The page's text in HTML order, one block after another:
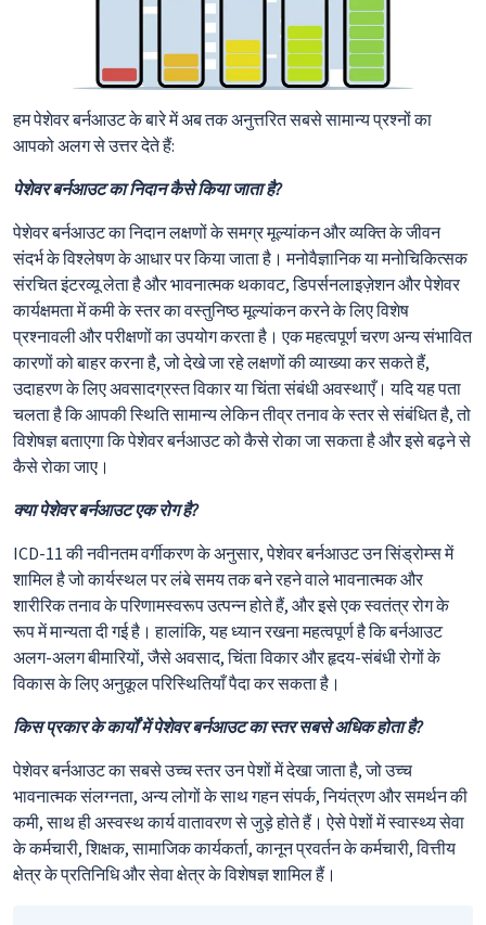
हम पेशेवर बर्नआउट के बारे में अब तक अनुत्तरित सबसे सामान्य प्रश्नों का
आपको अलग से उत्तर देते हैं:
पेशेवर बर्नआउट का निदान कैसे किया जाता है?
पेशेवर बर्नआउट का निदान लक्षणों के समग्र मूल्यांकन और व्यक्ति के जीवन
संदर्भ के विश्लेषण के आधार पर किया जाता है। मनोवैज्ञानिक या मनोचिकित्सक
संरचित इंटरव्यू लेता है और भावनात्मक थकावट, डिपर्सनलाइज़ेशन और पेशेवर
कार्यक्षमता में कमी के स्तर का वस्तुनिष्ठ मूल्यांकन करने के लिए विशेष
प्रश्नावली और परीक्षणों का उपयोग करता है। एक महत्वपूर्ण चरण अन्य संभावित
कारणों को बाहर करना है, जो देखे जा रहे लक्षणों की व्याख्या कर सकते हैं,
उदाहरण के लिए अवसादग्रस्त विकार या चिंता संबंधी अवस्थाएँ। यदि यह पता
चलता है कि आपकी स्थिति सामान्य लेकिन तीव्र तनाव के स्तर से संबंधित है, तो
विशेषज्ञ बताएगा कि पेशेवर बर्नआउट को कैसे रोका जा सकता है और इसे बढ़ने से
कैसे रोका जाए।
क्या पेशेवर बर्नआउट एक रोग है?
ICD-11 की नवीनतम वर्गीकरण के अनुसार, पेशेवर बर्नआउट उन सिंड्रोम्स में
शामिल है जो कार्यस्थल पर लंबे समय तक बने रहने वाले भावनात्मक और
शारीरिक तनाव के परिणामस्वरूप उत्पन्न होते हैं, और इसे एक स्वतंत्र रोग के
रूप में मान्यता दी गई है। हालांकि, यह ध्यान रखना महत्वपूर्ण है कि बर्नआउट
अलग-अलग बीमारियों, जैसे अवसाद, चिंता विकार और हृदय-संबंधी रोगों के
विकास के लिए अनुकूल परिस्थितियाँ पैदा कर सकता है।
किस प्रकार के कार्यों में पेशेवर बर्नआउट का स्तर सबसे अधिक होता है?
पेशेवर बर्नआउट का सबसे उच्च स्तर उन पेशों में देखा जाता है, जो उच्च
भावनात्मक संलग्नता, अन्य लोगों के साथ गहन संपर्क, नियंत्रण और समर्थन की
कमी, साथ ही अस्वस्थ कार्य वातावरण से जुड़े होते हैं। ऐसे पेशों में स्वास्थ्य सेवा
के कर्मचारी, शिक्षक, सामाजिक कार्यकर्ता, कानून प्रवर्तन के कर्मचारी, वित्तीय
क्षेत्र के प्रतिनिधि और सेवा क्षेत्र के विशेषज्ञ शामिल हैं।